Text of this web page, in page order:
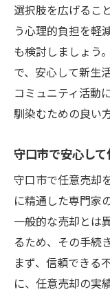
選択肢を広げるこ
う心理的負担を軽
も検討しましょう
で、安心して新生
コミュニティ活動
馴染むための良い
守口市で安心し
守口市で任意売却
に精通した専門家
一般的な売却とは
るため、その手続
まず、信頼できる
に、任意売却の実